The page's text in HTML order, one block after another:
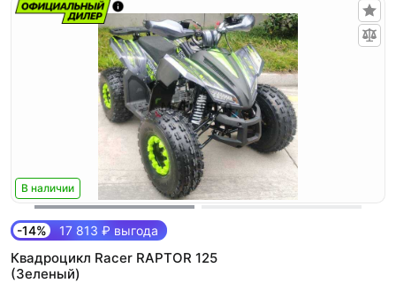
В наличии
-14% 17 813 ₽ выгода
Квадроцикл Racer RAPTOR 125
(Зеленый)